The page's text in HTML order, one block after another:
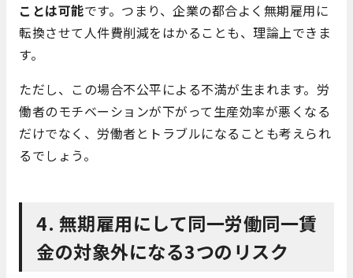
ことは可能です。つまり、企業の都合よく無期雇用に
転換させて人件費削減をはかることも、理論上できま
す。
ただし、この場合不公平による不満が生まれます。労
働者のモチベーションが下がって生産効率が悪くなる
だけでなく、労働者とトラブルになることも考えられ
るでしょう。
4. 無期雇用にして同一労働同一賃
金の対象外になる3つのリスク